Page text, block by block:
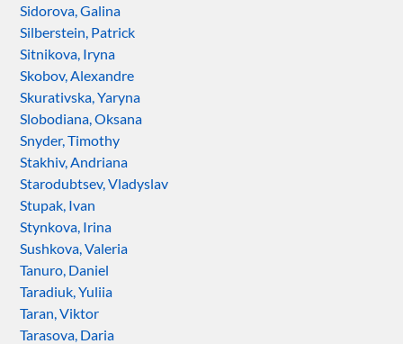
Sidorova, Galina
Silberstein, Patrick
Sitnikova, Iryna
Skobov, Alexandre
Skurativska, Yaryna
Slobodiana, Oksana
Snyder, Timothy
Stakhiv, Andriana
Starodubtsev, Vladyslav
Stupak, Ivan
Stynkova, Irina
Sushkova, Valeria
Tanuro, Daniel
Taradiuk, Yuliia
Taran, Viktor
Tarasova, Daria